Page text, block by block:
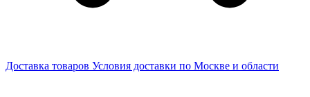
Доставка товаров Условия доставки по Москве и области